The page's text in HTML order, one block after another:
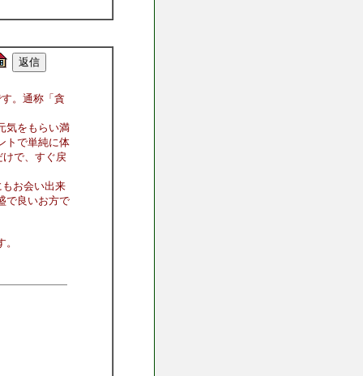
。通称「貪
気をもらい満
トで単純に体
で、すぐ戻
お会い出来
で良いお方で